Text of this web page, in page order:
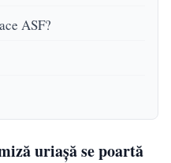
ASF?
uriașă se poartă